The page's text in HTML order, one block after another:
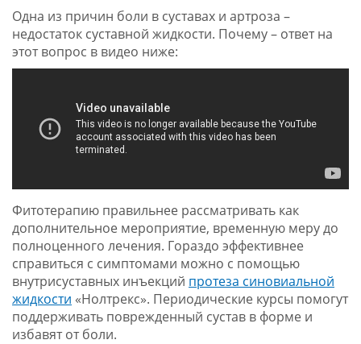
Одна из причин боли в суставах и артроза –
недостаток суставной жидкости. Почему – ответ на
этот вопрос в видео ниже:
Фитотерапию правильнее рассматривать как
дополнительное мероприятие, временную меру до
полноценного лечения. Гораздо эффективнее
справиться с симптомами можно с помощью
внутрисуставных инъекций протеза синовиальной
жидкости «Нолтрекс». Периодические курсы помогут
поддерживать поврежденный сустав в форме и
избавят от боли.